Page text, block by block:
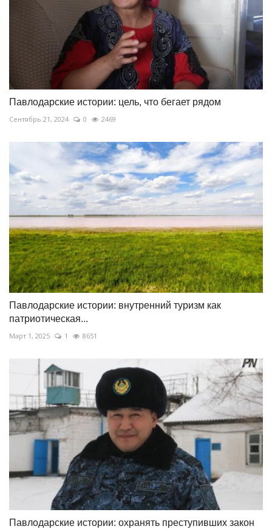
Павлодарские истории: цель, что бегает рядом
Сентябрь 21, 2024 0 2469
Павлодарские истории: внутренний туризм как
патриотическая...
Март 1, 2025 1 8651
Павлодарские истории: охранять преступивших закон